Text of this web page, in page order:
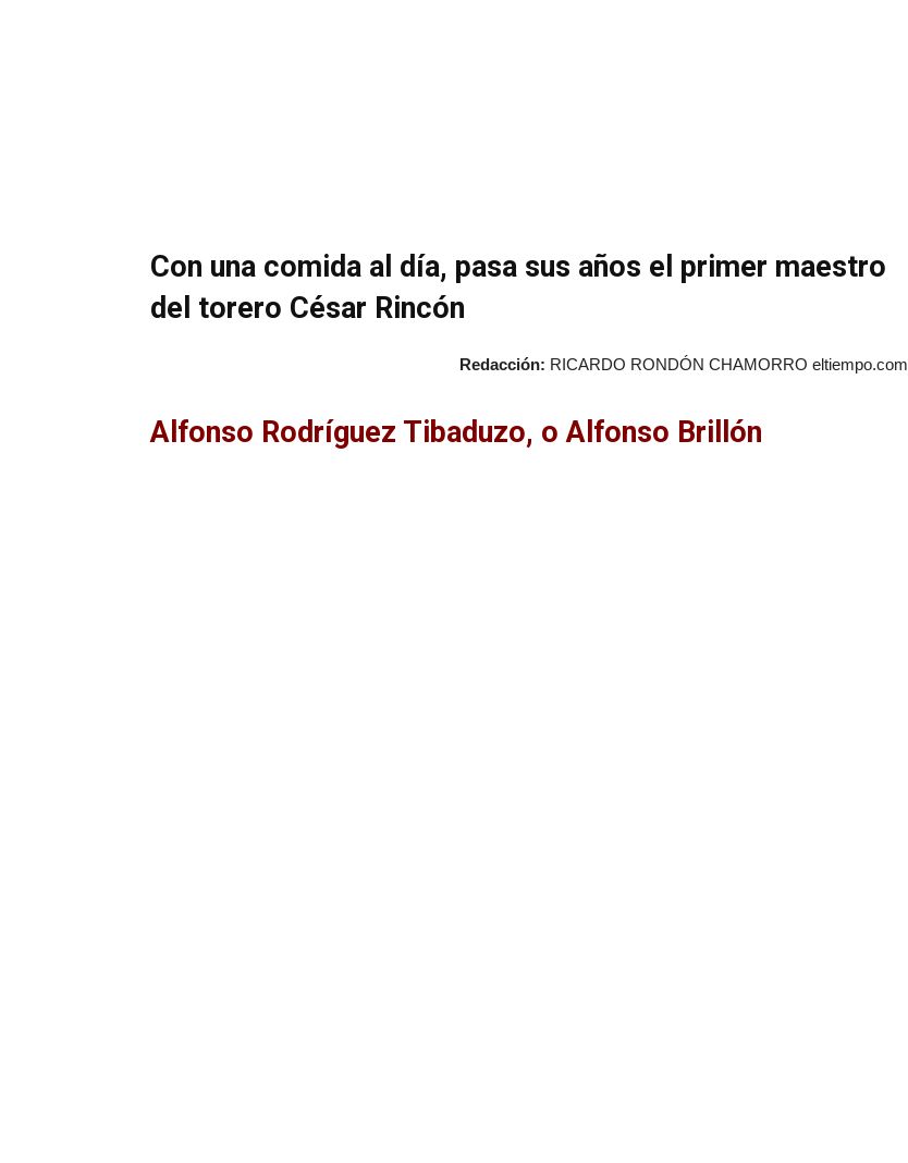
Con una comida al día, pasa sus años el primer maestro
del torero César Rincón
Redacción: RICARDO RONDÓN CHAMORRO eltiempo.com
Alfonso Rodríguez Tibaduzo, o Alfonso Brillón